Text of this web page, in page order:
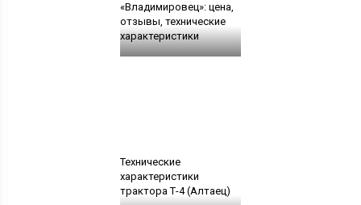
«Владимировец»: цена,
отзывы, технические
характеристики
Технические
характеристики
трактора Т-4 (Алтаец)